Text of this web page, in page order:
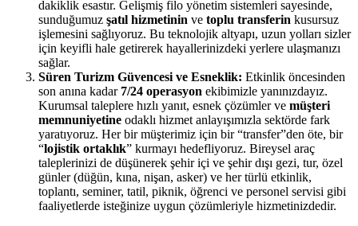
dakiklik esastır. Gelişmiş filo yönetim sistemleri sayesinde,
sunduğumuz şatıl hizmetinin ve toplu transferin kusursuz
işlemesini sağlıyoruz. Bu teknolojik altyapı, uzun yolları sizler
için keyifli hale getirerek hayallerinizdeki yerlere ulaşmanızı
sağlar.
Süren Turizm Güvencesi ve Esneklik: Etkinlik öncesinden
son anına kadar 7/24 operasyon ekibimizle yanınızdayız.
Kurumsal taleplere hızlı yanıt, esnek çözümler ve müşteri
memnuniyetine odaklı hizmet anlayışımızla sektörde fark
yaratıyoruz. Her bir müşterimiz için bir “transfer”den öte, bir
“lojistik ortaklık” kurmayı hedefliyoruz. Bireysel araç
taleplerinizi de düşünerek şehir içi ve şehir dışı gezi, tur, özel
günler (düğün, kına, nişan, asker) ve her türlü etkinlik,
toplantı, seminer, tatil, piknik, öğrenci ve personel servisi gibi
faaliyetlerde isteğinize uygun çözümleriyle hizmetinizdedir.